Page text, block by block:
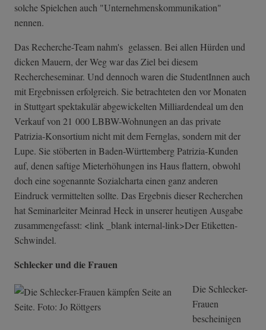
solche Spielchen auch "Unternehmenskommunikation"
nennen.
Das Recherche-Team nahm's gelassen. Bei allen Hürden und
dicken Mauern, der Weg war das Ziel bei diesem
Rechercheseminar. Und dennoch waren die StudentInnen auch
mit Ergebnissen erfolgreich. Sie betrachteten den vor Monaten
in Stuttgart spektakulär abgewickelten Milliardendeal um den
Verkauf von 21 000 LBBW-Wohnungen an das private
Patrizia-Konsortium nicht mit dem Fernglas, sondern mit der
Lupe. Sie stöberten in Baden-Württemberg Patrizia-Kunden
auf, denen saftige Mieterhöhungen ins Haus flattern, obwohl
doch eine sogenannte Sozialcharta einen ganz anderen
Eindruck vermittelten sollte. Das Ergebnis dieser Recherchen
hat Seminarleiter Meinrad Heck in unserer heutigen Ausgabe
zusammengefasst: <link _blank internal-link>Der Etiketten-
Schwindel.
Schlecker und die Frauen
Die Schlecker-
Frauen
bescheinigen